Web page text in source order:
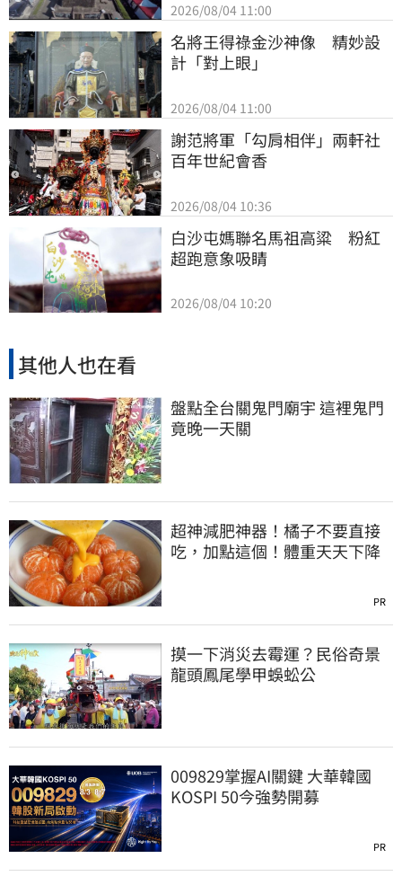
2026/08/04 11:00
名將王得祿金沙神像　精妙設
計「對上眼」
2026/08/04 11:00
謝范將軍「勾肩相伴」兩軒社
百年世紀會香
2026/08/04 10:36
白沙屯媽聯名馬祖高粱　粉紅
超跑意象吸睛
2026/08/04 10:20
其他人也在看
盤點全台關鬼門廟宇 這裡鬼門
竟晚一天關
超神減肥神器！橘子不要直接
吃，加點這個！體重天天下降
PR
摸一下消災去霉運？民俗奇景
龍頭鳳尾學甲蜈蚣公
009829掌握AI關鍵 大華韓國
KOSPI 50今強勢開募
PR